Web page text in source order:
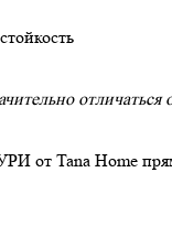
отличаться
от Tana Home